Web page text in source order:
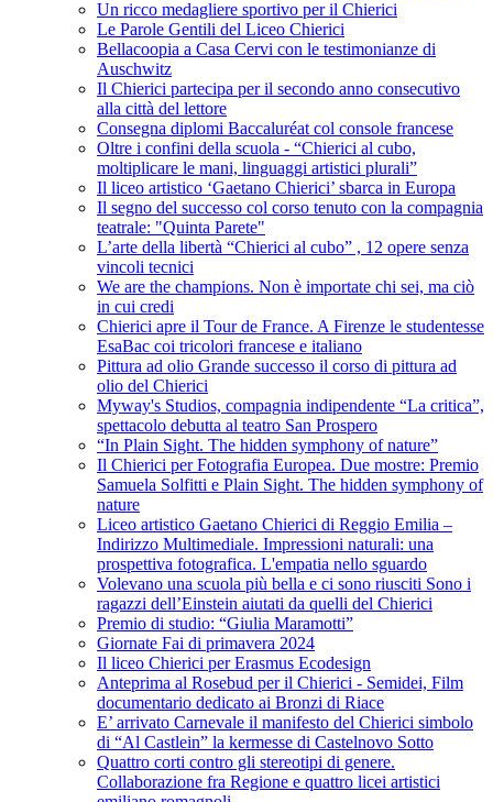
Un ricco medagliere sportivo per il Chierici
Le Parole Gentili del Liceo Chierici
Bellacoopia a Casa Cervi con le testimonianze di
Auschwitz
Il Chierici partecipa per il secondo anno consecutivo
alla città del lettore
Consegna diplomi Baccaluréat col console francese
Oltre i confini della scuola - “Chierici al cubo,
moltiplicare le mani, linguaggi artistici plurali”
Il liceo artistico ‘Gaetano Chierici’ sbarca in Europa
Il segno del successo col corso tenuto con la compagnia
teatrale: "Quinta Parete"
L’arte della libertà “Chierici al cubo” , 12 opere senza
vincoli tecnici
We are the champions. Non è importate chi sei, ma ciò
in cui credi
Chierici apre il Tour de France. A Firenze le studentesse
EsaBac coi tricolori francese e italiano
Pittura ad olio Grande successo il corso di pittura ad
olio del Chierici
Myway's Studios, compagnia indipendente “La critica”,
spettacolo debutta al teatro San Prospero
“In Plain Sight. The hidden symphony of nature”
Il Chierici per Fotografia Europea. Due mostre: Premio
Samuela Solfitti e Plain Sight. The hidden symphony of
nature
Liceo artistico Gaetano Chierici di Reggio Emilia –
Indirizzo Multimediale. Impressioni naturali: una
prospettiva fotografica. L'empatia nello sguardo
Volevano una scuola più bella e ci sono riusciti Sono i
ragazzi dell’Einstein aiutati da quelli del Chierici
Premio di studio: “Giulia Maramotti”
Giornate Fai di primavera 2024
Il liceo Chierici per Erasmus Ecodesign
Anteprima al Rosebud per il Chierici - Semidei, Film
documentario dedicato ai Bronzi di Riace
E’ arrivato Carnevale il manifesto del Chierici simbolo
di “Al Castlein” la kermesse di Castelnovo Sotto
Quattro corti contro gli stereotipi di genere.
Collaborazione fra Regione e quattro licei artistici